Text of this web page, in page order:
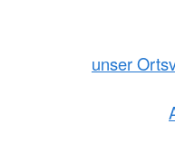
unser